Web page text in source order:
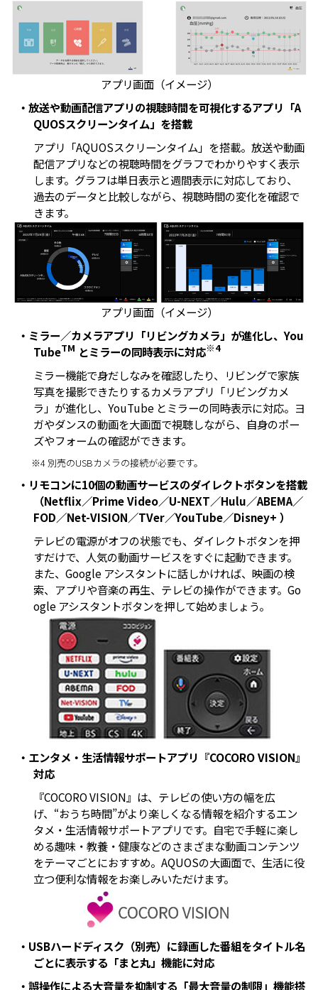
アプリ画面（イメージ）
・放送や動画配信アプリの視聴時間を可視化するアプリ「A
QUOSスクリーンタイム」を搭載
アプリ「AQUOSスクリーンタイム」を搭載。放送や動画
配信アプリなどの視聴時間をグラフでわかりやすく表示
します。グラフは単日表示と週間表示に対応しており、
過去のデータと比較しながら、視聴時間の変化を確認で
きます。
アプリ画面（イメージ）
・ミラー／カメラアプリ「リビングカメラ」が進化し、You
TubeTM とミラーの同時表示に対応※4
ミラー機能で身だしなみを確認したり、リビングで家族
写真を撮影できたりするカメラアプリ「リビングカメ
ラ」が進化し、YouTube とミラーの同時表示に対応。ヨ
ガやダンスの動画を大画面で視聴しながら、自身のポー
ズやフォームの確認ができます。
※4 別売のUSBカメラの接続が必要です。
・リモコンに10個の動画サービスのダイレクトボタンを搭載
（Netflix／Prime Video／U-NEXT／Hulu／ABEMA／
FOD／Net-VISION／TVer／YouTube／Disney+ ）
テレビの電源がオフの状態でも、ダイレクトボタンを押
すだけで、人気の動画サービスをすぐに起動できます。
また、Google アシスタントに話しかければ、映画の検
索、アプリや音楽の再生、テレビの操作ができます。Go
ogle アシスタントボタンを押して始めましょう。
・エンタメ・生活情報サポートアプリ『COCORO VISION』
対応
『COCORO VISION』は、テレビの使い方の幅を広
げ、“おうち時間”がより楽しくなる情報を紹介するエン
タメ・生活情報サポートアプリです。自宅で手軽に楽し
める趣味・教養・健康などのさまざまな動画コンテンツ
をテーマごとにおすすめ。AQUOSの大画面で、生活に役
立つ便利な情報をお楽しみいただけます。
・USBハードディスク（別売）に録画した番組をタイトル名
ごとに表示する「まと丸」機能に対応
・誤操作による大音量を抑制する「最大音量の制限」機能搭